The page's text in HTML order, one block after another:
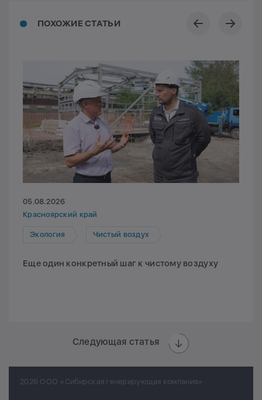
ПОХОЖИЕ СТАТЬИ
05.08.2026
Красноярский край
Экология Чистый воздух
Еще один конкретный шаг к чистому воздуху
Следующая статья
2026 ООО «Сибирская генерирующая компания»